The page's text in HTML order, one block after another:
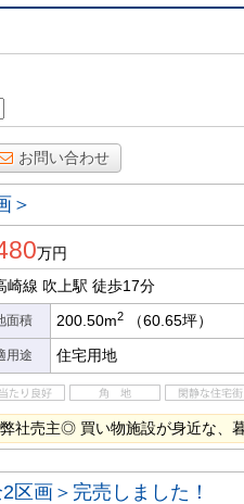
お問い合わせ
＞
万円
崎線 吹上駅 徒歩17分
面積 200.50m2 （60.65坪）
用途 住宅用地
社売主◎ 買い物施設が身近な、
区画＞完売しました！